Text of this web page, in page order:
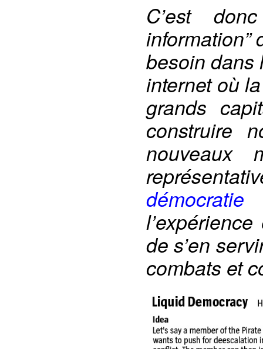
C’est
information”
besoin dans
internet où
grands
construire
nouveaux
de s’en
combats et